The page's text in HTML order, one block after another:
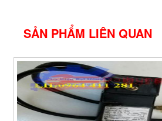
SẢN PHẨM LIÊN QUAN